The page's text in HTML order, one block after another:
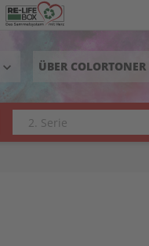
keyboard_arrow_down ÜBER COLORTONER